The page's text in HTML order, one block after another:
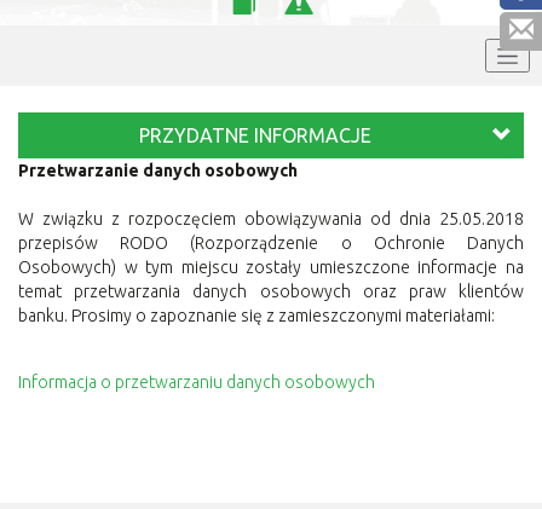
PRZYDATNE INFORMACJE
Przetwarzanie danych osobowych
W związku z rozpoczęciem obowiązywania od dnia 25.05.2018
przepisów RODO (Rozporządzenie o Ochronie Danych
Osobowych) w tym miejscu zostały umieszczone informacje na
temat przetwarzania danych osobowych oraz praw klientów
banku. Prosimy o zapoznanie się z zamieszczonymi materiałami:
Informacja o przetwarzaniu danych osobowych